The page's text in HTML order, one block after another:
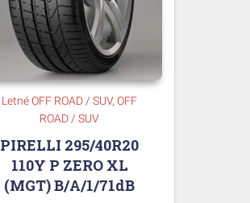
Letné OFF ROAD / SUV OFF
ROAD / SUV
PIRELLI 295/40R20
110Y P ZERO XL
(MGT) B/A/1/71dB